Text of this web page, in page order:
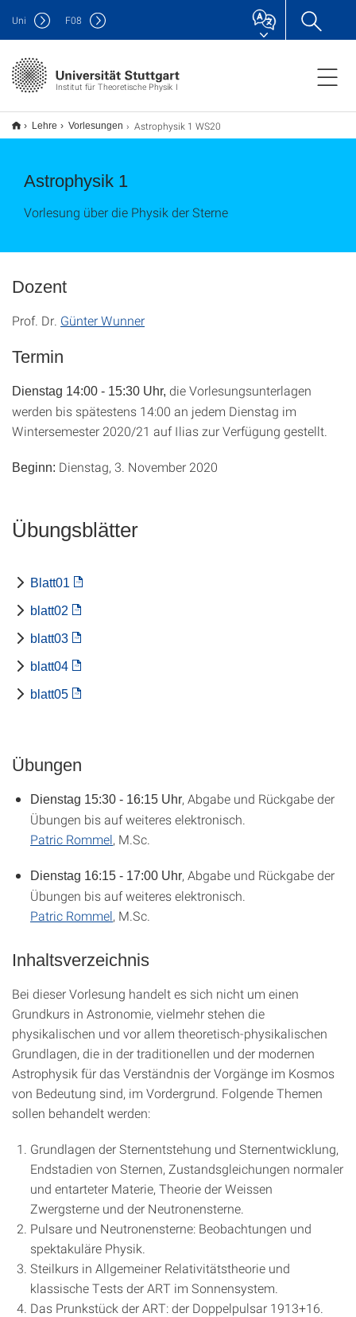
Institut für Theoretische Physik I
Uni F08
Lehre Vorlesungen Astrophysik 1 WS20
Astrophysik 1
Vorlesung über die Physik der Sterne
Dozent
Prof. Dr. Günter Wunner
Termin
Dienstag 14:00 - 15:30 Uhr, die Vorlesungsunterlagen
werden bis spätestens 14:00 an jedem Dienstag im
Wintersemester 2020/21 auf Ilias zur Verfügung gestellt.
Beginn: Dienstag, 3. November 2020
Übungsblätter
Blatt01
blatt02
blatt03
blatt04
blatt05
Übungen
Dienstag 15:30 - 16:15 Uhr, Abgabe und Rückgabe der
Übungen bis auf weiteres elektronisch.
Patric Rommel, M.Sc.
Dienstag 16:15 - 17:00 Uhr, Abgabe und Rückgabe der
Übungen bis auf weiteres elektronisch.
Patric Rommel, M.Sc.
Inhaltsverzeichnis
Bei dieser Vorlesung handelt es sich nicht um einen
Grundkurs in Astronomie, vielmehr stehen die
physikalischen und vor allem theoretisch-physikalischen
Grundlagen, die in der traditionellen und der modernen
Astrophysik für das Verständnis der Vorgänge im Kosmos
von Bedeutung sind, im Vordergrund. Folgende Themen
sollen behandelt werden:
Grundlagen der Sternentstehung und Sternentwicklung,
Endstadien von Sternen, Zustandsgleichungen normaler
und entarteter Materie, Theorie der Weissen
Zwergsterne und der Neutronensterne.
Pulsare und Neutronensterne: Beobachtungen und
spektakuläre Physik.
Steilkurs in Allgemeiner Relativitätstheorie und
klassische Tests der ART im Sonnensystem.
Das Prunkstück der ART: der Doppelpulsar 1913+16.